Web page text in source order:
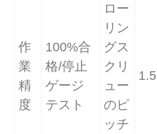
作
業
精
度
100%合
格/停止
ゲージ
テスト
ロー
リン
グス
クリ
ュー
のピ
ッチ
1.5